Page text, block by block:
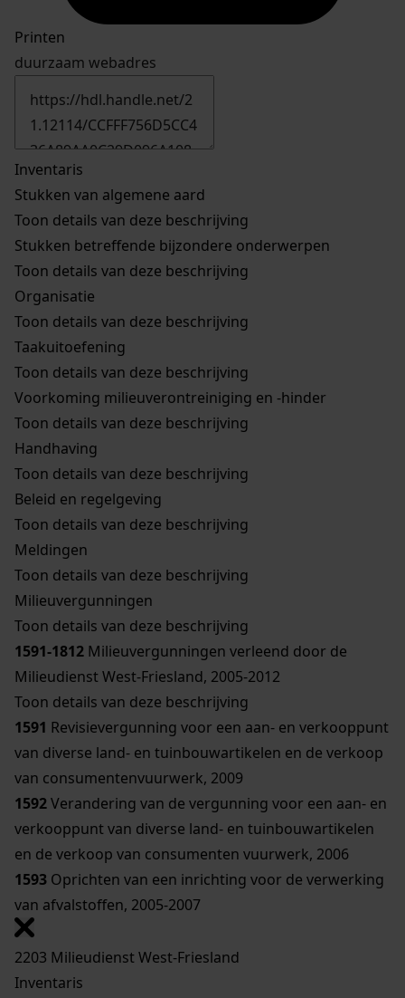
Printen
duurzaam webadres
Inventaris
Stukken van algemene aard
Toon details van deze beschrijving
Stukken betreffende bijzondere onderwerpen
Toon details van deze beschrijving
Organisatie
Toon details van deze beschrijving
Taakuitoefening
Toon details van deze beschrijving
Voorkoming milieuverontreiniging en -hinder
Toon details van deze beschrijving
Handhaving
Toon details van deze beschrijving
Beleid en regelgeving
Toon details van deze beschrijving
Meldingen
Toon details van deze beschrijving
Milieuvergunningen
Toon details van deze beschrijving
1591-1812 Milieuvergunningen verleend door de
Milieudienst West-Friesland, 2005-2012
Toon details van deze beschrijving
1591 Revisievergunning voor een aan- en verkooppunt
van diverse land- en tuinbouwartikelen en de verkoop
van consumentenvuurwerk, 2009
1592Verandering van de vergunning voor een aan- en
verkooppunt van diverse land- en tuinbouwartikelen
en de verkoop van consumenten vuurwerk, 2006
1593 Oprichten van een inrichting voor de verwerking
van afvalstoffen, 2005-2007
2203 Milieudienst West-Friesland
Inventaris